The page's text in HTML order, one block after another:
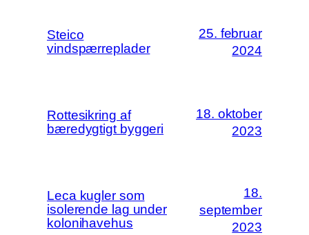
Steico
vindspærreplader
25. februar
2024
Rottesikring af
bæredygtigt byggeri
18. oktober
2023
Leca kugler som
isolerende lag under
kolonihavehus
18.
september
2023